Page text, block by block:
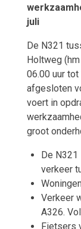
juli
De N321
Holtweg
06.00 uur
afgesloten
voert in
groot
De
verkeer
Verkeer
A326.
Fietsers